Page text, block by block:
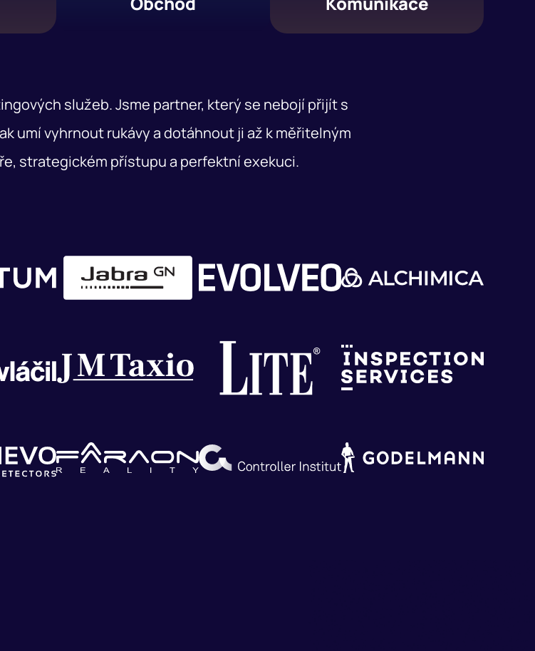
služeb. Jsme partner, který se nebojí přijít s
umí vyhrnout rukávy a dotáhnout ji až k měřitelným
strategickém přístupu a perfektní exekuci.